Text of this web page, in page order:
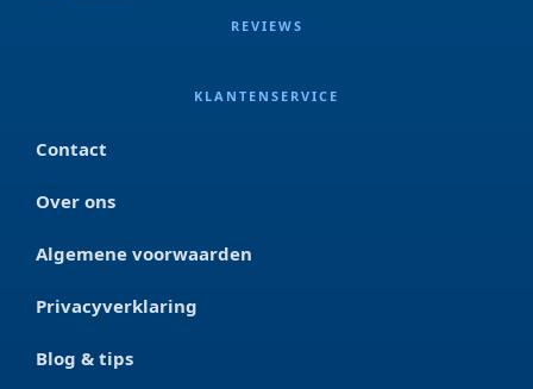
REVIEWS
KLANTENSERVICE
Contact
Over ons
Algemene voorwaarden
Privacyverklaring
Blog & tips